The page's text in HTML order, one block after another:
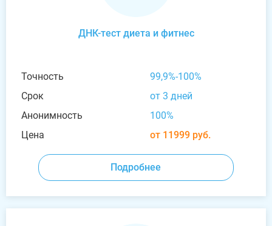
ДНК-тест диета и фитнес
Точность
99,9%-100%
Срок
от 3 дней
Анонимность
100%
Цена
от 11999 руб.
Подробнее